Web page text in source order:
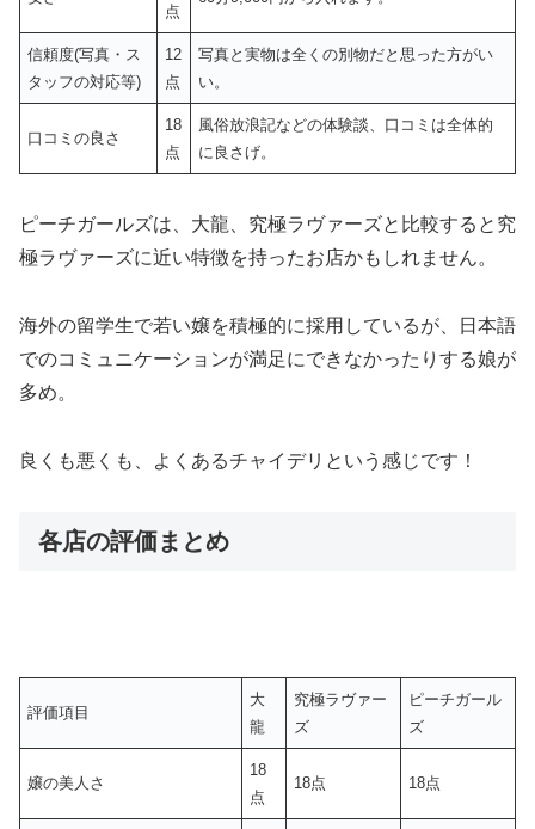
点
信頼度(写真・ス
タッフの対応等)
12
点
写真と実物は全くの別物だと思った方がい
い。
口コミの良さ
18
点
風俗放浪記などの体験談、口コミは全体的
に良さげ。
ピーチガールズは、大龍、究極ラヴァーズと比較すると究
極ラヴァーズに近い特徴を持ったお店かもしれません。
海外の留学生で若い嬢を積極的に採用しているが、日本語
でのコミュニケーションが満足にできなかったりする娘が
多め。
良くも悪くも、よくあるチャイデリという感じです！
各店の評価まとめ
評価項目
大
龍
究極ラヴァー
ズ
ピーチガール
ズ
嬢の美人さ
18
点
18点 18点